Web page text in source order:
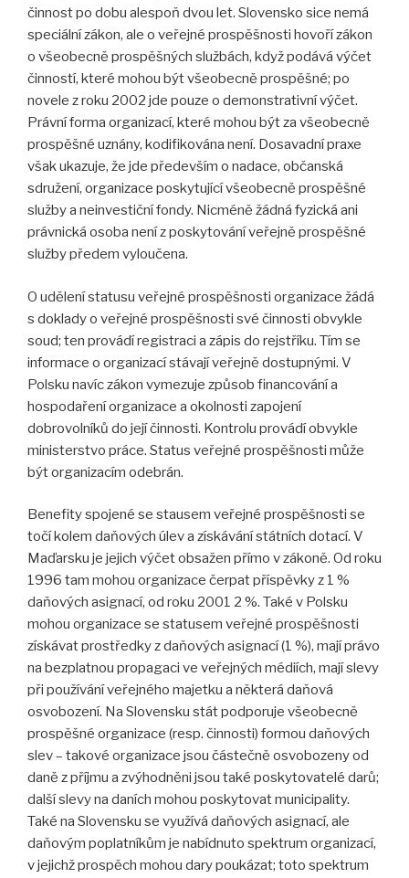
činnost po dobu alespoň dvou let. Slovensko sice nemá
speciální zákon, ale o veřejné prospěšnosti hovoří zákon
o všeobecně prospěšných službách, když podává výčet
činností, které mohou být všeobecně prospěšné; po
novele z roku 2002 jde pouze o demonstrativní výčet.
Právní forma organizací, které mohou být za všeobecně
prospěšné uznány, kodifikována není. Dosavadní praxe
však ukazuje, že jde především o nadace, občanská
sdružení, organizace poskytující všeobecně prospěšné
služby a neinvestiční fondy. Nicméně žádná fyzická ani
právnická osoba není z poskytování veřejně prospěšné
služby předem vyloučena.
O udělení statusu veřejné prospěšnosti organizace žádá
s doklady o veřejné prospěšnosti své činnosti obvykle
soud; ten provádí registraci a zápis do rejstříku. Tím se
informace o organizací stávají veřejně dostupnými. V
Polsku navíc zákon vymezuje způsob financování a
hospodaření organizace a okolnosti zapojení
dobrovolníků do její činnosti. Kontrolu provádí obvykle
ministerstvo práce. Status veřejné prospěšnosti může
být organizacím odebrán.
Benefity spojené se stausem veřejné prospěšnosti se
točí kolem daňových úlev a získávání státních dotací. V
Maďarsku je jejich výčet obsažen přímo v zákoně. Od roku
1996 tam mohou organizace čerpat příspěvky z 1 %
daňových asignací, od roku 2001 2 %. Také v Polsku
mohou organizace se statusem veřejné prospěšnosti
získávat prostředky z daňových asignací (1 %), mají právo
na bezplatnou propagaci ve veřejných médiích, mají slevy
při používání veřejného majetku a některá daňová
osvobození. Na Slovensku stát podporuje všeobecně
prospěšné organizace (resp. činnosti) formou daňových
slev – takové organizace jsou částečně osvobozeny od
daně z příjmu a zvýhodněni jsou také poskytovatelé darů;
další slevy na daních mohou poskytovat municipality.
Také na Slovensku se využívá daňových asignací, ale
daňovým poplatníkům je nabídnuto spektrum organizací,
v jejichž prospěch mohou dary poukázat; toto spektrum